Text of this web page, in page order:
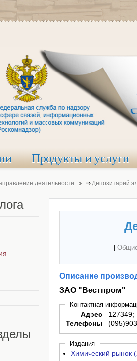
Продукты и услуги
деятельности ⇒ Депозитарий
Описание
ЗАО "Вестпром"
Контактная
Адрес
127349;
Телефоны
Издания
Химический рынок